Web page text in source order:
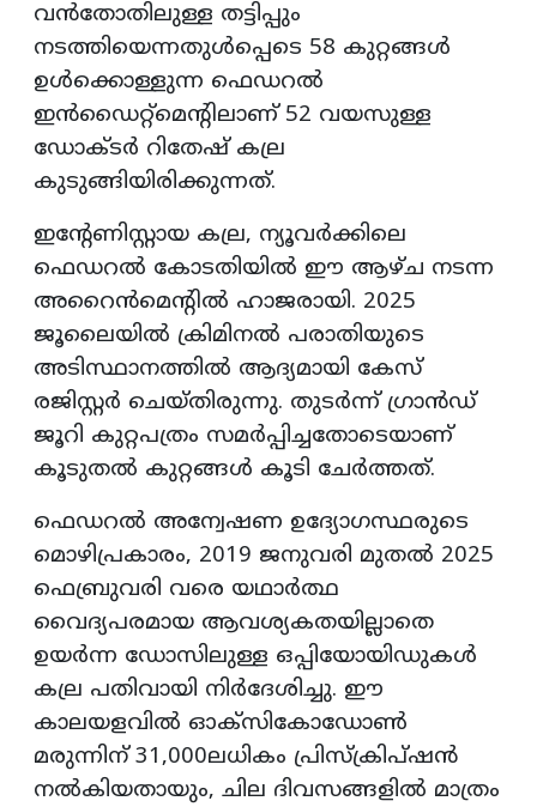
വൻതോതിലുള്ള തട്ടിപ്പും
നടത്തിയെന്നതുൾപ്പെടെ 58 കുറ്റങ്ങൾ
ഉൾക്കൊള്ളുന്ന ഫെഡറൽ
ഇൻഡൈറ്റ്മെന്റിലാണ് 52 വയസുള്ള
ഡോക്ടർ റിതേഷ് കല്ര
കുടുങ്ങിയിരിക്കുന്നത്.
ഇന്റേണിസ്റ്റായ കല്ര, ന്യൂവർക്കിലെ
ഫെഡറൽ കോടതിയിൽ ഈ ആഴ്ച നടന്ന
അറൈൻമെന്റിൽ ഹാജരായി. 2025
ജൂലൈയിൽ ക്രിമിനൽ പരാതിയുടെ
അടിസ്ഥാനത്തിൽ ആദ്യമായി കേസ്
രജിസ്റ്റർ ചെയ്തിരുന്നു. തുടർന്ന് ഗ്രാൻഡ്
ജൂറി കുറ്റപത്രം സമർപ്പിച്ചതോടെയാണ്
കൂടുതൽ കുറ്റങ്ങൾ കൂടി ചേർത്തത്.
ഫെഡറൽ അന്വേഷണ ഉദ്യോഗസ്ഥരുടെ
മൊഴിപ്രകാരം, 2019 ജനുവരി മുതൽ 2025
ഫെബ്രുവരി വരെ യഥാർത്ഥ
വൈദ്യപരമായ ആവശ്യകതയില്ലാതെ
ഉയർന്ന ഡോസിലുള്ള ഒപ്പിയോയിഡുകൾ
കല്ര പതിവായി നിർദേശിച്ചു. ഈ
കാലയളവിൽ ഓക്സികോഡോൺ
മരുന്നിന് 31,000ലധികം പ്രിസ്‌ക്രിപ്‌ഷൻ
നൽകിയതായും, ചില ദിവസങ്ങളിൽ മാത്രം